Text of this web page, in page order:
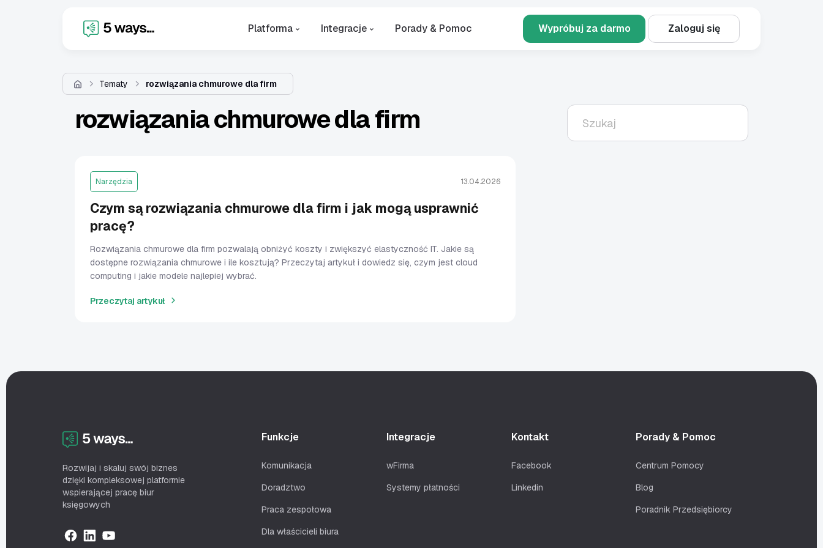
Platforma
Integracje Porady & Pomoc Wypróbuj za darmo Zaloguj się
Tematy rozwiązania chmurowe dla firm
rozwiązania chmurowe dla firm
Narzędzia 13.04.2026
Czym są rozwiązania chmurowe dla firm i jak mogą usprawnić
pracę?
Rozwiązania chmurowe dla firm pozwalają obniżyć koszty i zwiększyć elastyczność IT. Jakie są
dostępne rozwiązania chmurowe i ile kosztują? Przeczytaj artykuł i dowiedz się, czym jest cloud
computing i jakie modele najlepiej wybrać.
Przeczytaj artykuł
Rozwijaj i skaluj swój biznes
dzięki kompleksowej platformie
wspierającej pracę biur
księgowych
Funkcje
Komunikacja
Doradztwo
Praca zespołowa
Dla właścicieli biura
Integracje
wFirma
Systemy płatności
Kontakt
Facebook
Linkedin
Porady & Pomoc
Centrum Pomocy
Blog
Poradnik Przedsiębiorcy